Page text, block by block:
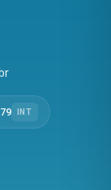
INT